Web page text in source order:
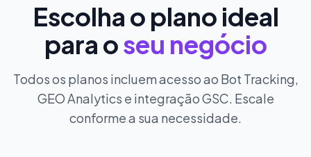
Escolha o plano ideal
para oseu negócio
Todos os planos incluem acesso ao Bot Tracking,
GEO Analytics e integração GSC. Escale
conforme a sua necessidade.